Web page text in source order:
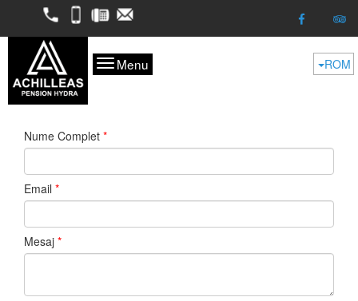
2298052050
69746242612298053227
Menu ROM
Nume Complet *
Email *
Mesaj *